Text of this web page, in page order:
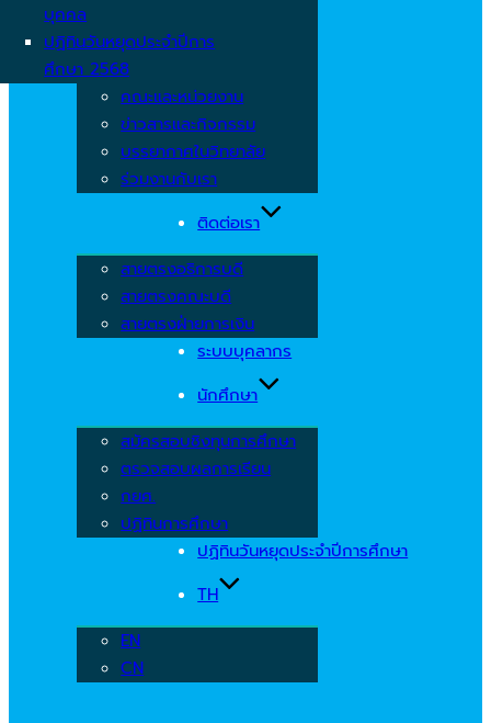
บุคคล
ปฏิทินวันหยุดประจำปีการ
ศึกษา 2568
คณะและหน่วยงาน
ข่าวสารและกิจกรรม
บรรยากาศในวิทยาลัย
ร่วมงานกับเรา
ติดต่อเรา
สายตรงอธิการบดี
สายตรงคณะบดี
สายตรงฝ่ายการเงิน
ระบบบุคลากร
นักศึกษา
สมัครสอบชิงทุนการศึกษา
ตรวจสอบผลการเรียน
กยศ.
ปฏิทินการศึกษา
ปฏิทินวันหยุดประจำปีการศึกษา
TH
EN
CN